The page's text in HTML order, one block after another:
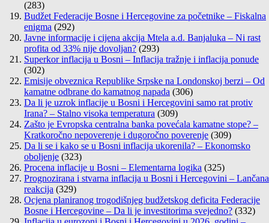
(283)
Budžet Federacije Bosne i Hercegovine za početnike – Fiskalna
enigma (292)
Javne informacije i cijena akcija Mtela a.d. Banjaluka – Ni rast
profita od 33% nije dovoljan? (293)
Superkor inflacija u Bosni – Inflacija tražnje i inflacija ponude
(302)
Emisije obveznica Republike Srpske na Londonskoj berzi – Od
kamatne odbrane do kamatnog napada (306)
Da li je uzrok inflacije u Bosni i Hercegovini samo rat protiv
Irana? – Stalno visoka temperatura (309)
Zašto je Evropska centralna banka povećala kamatne stope? –
Kratkoročno nepoverenje i dugoročno poverenje (309)
Da li se i kako se u Bosni inflacija ukorenila? – Ekonomsko
oboljenje (323)
Procena inflacije u Bosni – Elementarna logika (325)
Prognozirana i stvarna inflacija u Bosni i Hercegovini – Lančana
reakcija (329)
Ocjena planiranog trogodišnjeg budžetskog deficita Federacije
Bosne i Hercegovine – Da li je investitorima svejedno? (332)